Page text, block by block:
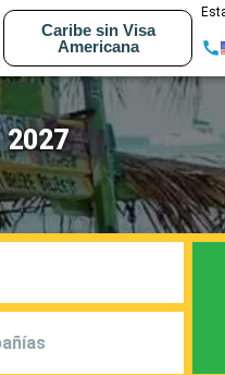
Caribe sin Visa
Americana